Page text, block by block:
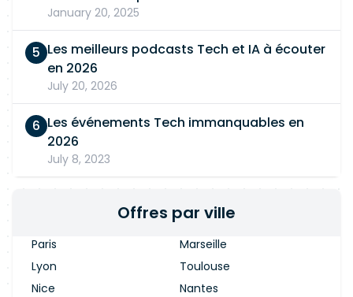
January 20, 2025
Les meilleurs podcasts Tech et IA à écouter
en 2026
July 20, 2026
Les événements Tech immanquables en
2026
July 8, 2023
Offres par ville
Paris
Marseille
Lyon
Toulouse
Nice
Nantes